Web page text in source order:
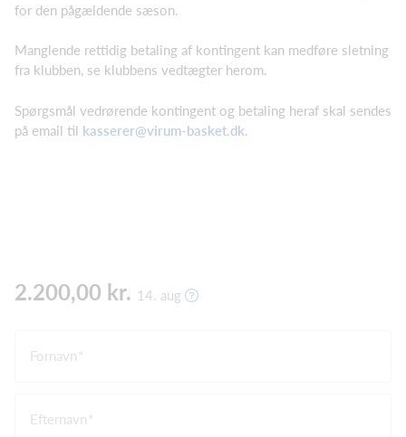
for den pågældende sæson.
Manglende rettidig betaling af kontingent kan medføre sletning
fra klubben, se klubbens vedtægter herom.
Spørgsmål vedrørende kontingent og betaling heraf skal sendes
på email til kasserer@virum-basket.dk.
2.200,00 kr. 14. aug
Fornavn
Efternavn